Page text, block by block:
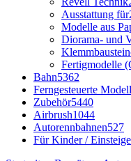
Ausstattung für
Modelle aus
Diorama- und
Fertigmodelle
Bahn5362
Ferngesteuerte
Zubehör5440
Airbrush1044
Autorennbahnen527
Für Kinder /